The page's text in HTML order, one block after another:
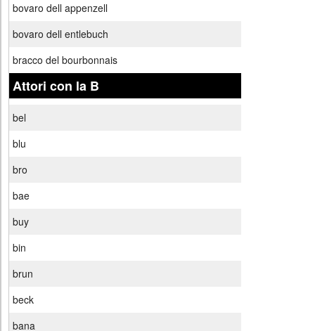
bovaro dell appenzell
bovaro dell entlebuch
bracco del bourbonnais
Attori con la B
bel
blu
bro
bae
buy
bin
brun
beck
bana